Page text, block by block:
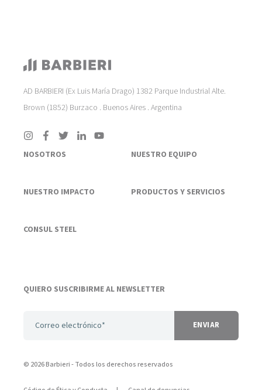
AD BARBIERI (Ex Luis María Drago) 1382 Parque Industrial Alte.
Brown (1852) Burzaco . Buenos Aires . Argentina
NOSOTROS NUESTRO EQUIPO
NUESTRO IMPACTO PRODUCTOS Y SERVICIOS
CONSUL STEEL
QUIERO SUSCRIBIRME AL NEWSLETTER
© 2026 Barbieri - Todos los derechos reservados